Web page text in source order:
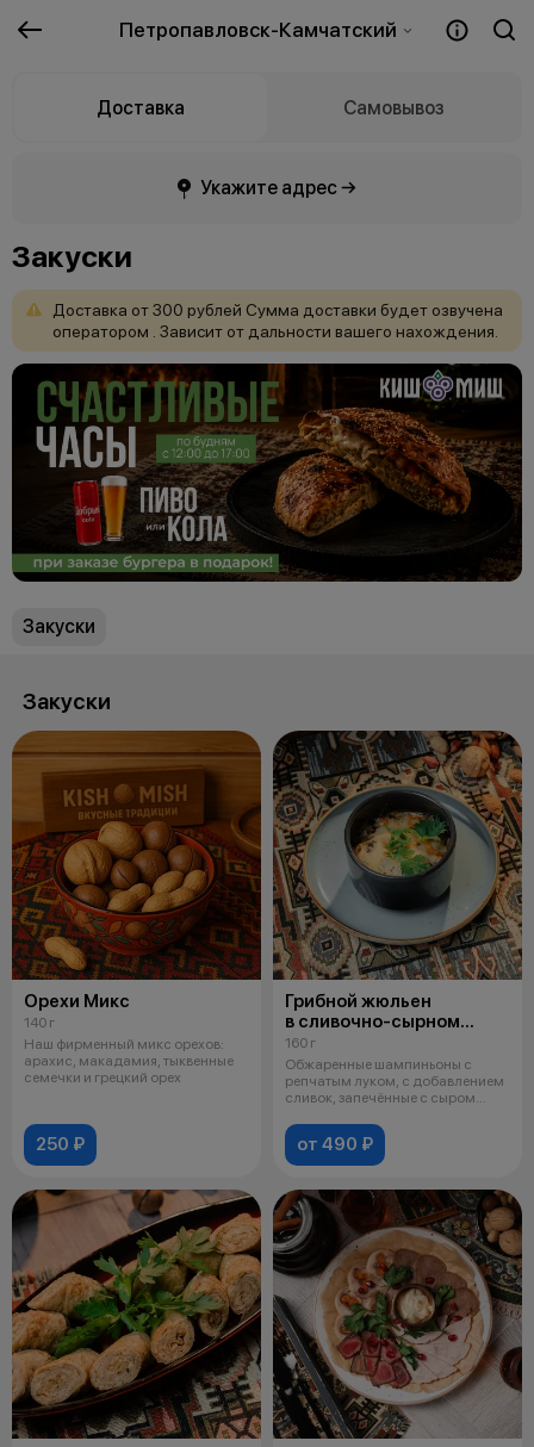
Петропавловск-Камчатский
Доставка Самовывоз
Укажите адрес →
Закуски
Доставка от300 рублей Сумма доставки будет озвучена
оператором
Зависит от дальности вашего нахождения.
Закуски
Закуски
Орехи Микс
140 г
Наш фирменный микс орехов:
арахис, макадамия, тыквенные
семечки и грецкий орех
250 ₽
Грибной жюльен
в сливочно-сырном
соусе
160 г
Обжаренные шампиньоны с
репчатым луком, с добавлением
сливок, запечённые с сыром
от 490 ₽